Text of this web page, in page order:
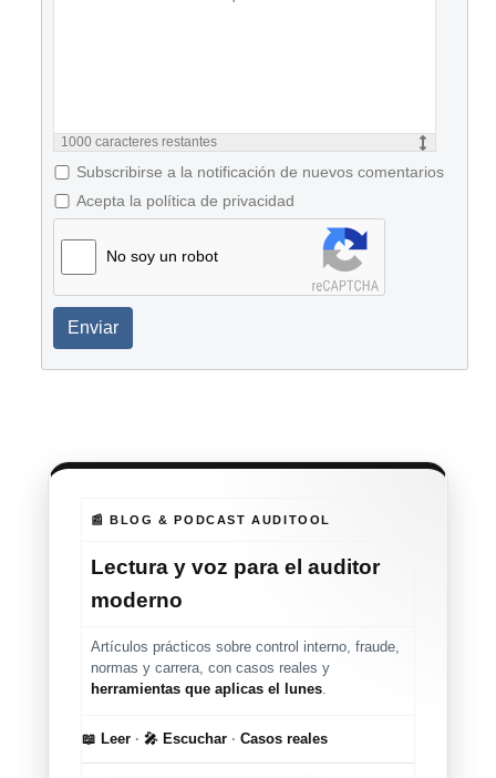
1000 caracteres restantes
Subscribirse a la notificación de nuevos comentarios
Acepta la política de privacidad
No soy un robot
Enviar
📰 BLOG & PODCAST AUDITOOL
Lectura y voz para el auditor
moderno
Artículos prácticos sobre control interno, fraude,
normas y carrera, con casos reales y
herramientas que aplicas el lunes.
📖 Leer · 🎤 Escuchar · Casos reales